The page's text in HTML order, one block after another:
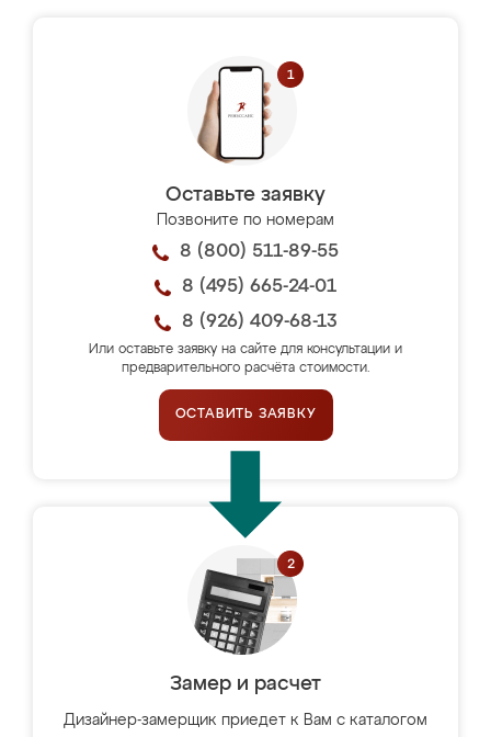
Оставьте заявку
Позвоните по номерам
8 (800) 511-89-55
8 (495) 665-24-01
8 (926) 409-68-13
Или оставьте заявку на сайте для консультации и
предварительного расчёта стоимости.
ОСТАВИТЬ ЗАЯВКУ
Замер и расчет
Дизайнер-замерщик приедет к Вам с каталогом